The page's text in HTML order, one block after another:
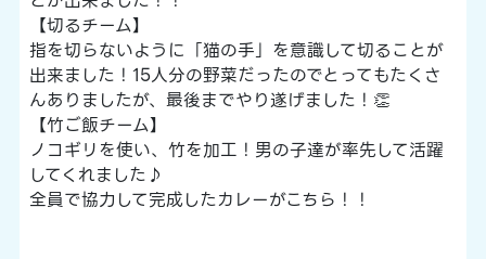
【切るチーム】
指を切らないように「猫の手」を意識して切ることが
出来ました！15人分の野菜だったのでとってもたくさ
んありましたが、最後までやり遂げました！👏
【竹ご飯チーム】
ノコギリを使い、竹を加工！男の子達が率先して活躍
してくれました♪
全員で協力して完成したカレーがこちら！！